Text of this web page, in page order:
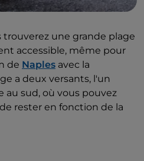
trouverez une grande plage
accessible, même pour
de Naples avec la
a deux versants, l'un
au sud, où vous pouvez
rester en fonction de la